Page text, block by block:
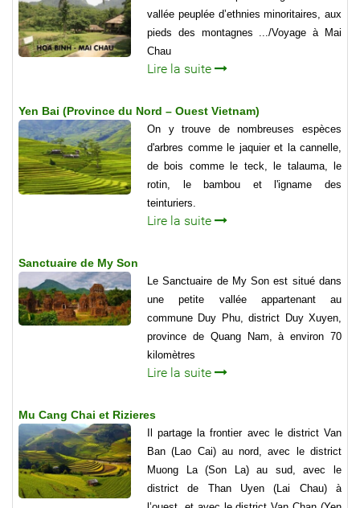
vallée peuplée d’ethnies minoritaires, aux
pieds des montagnes .../Voyage à Mai
Chau
Lire la suite
Yen Bai (Province du Nord – Ouest Vietnam)
On y trouve de nombreuses espèces
d'arbres comme le jaquier et la cannelle,
de bois comme le teck, le talauma, le
rotin, le bambou et l'igname des
teinturiers.
Lire la suite
Sanctuaire de My Son
Le Sanctuaire de My Son est situé dans
une petite vallée appartenant au
commune Duy Phu, district Duy Xuyen,
province de Quang Nam, à environ 70
kilomètres
Lire la suite
Mu Cang Chai et Rizieres
Il partage la frontier avec le district Van
Ban (Lao Cai) au nord, avec le district
Muong La (Son La) au sud, avec le
district de Than Uyen (Lai Chau) à